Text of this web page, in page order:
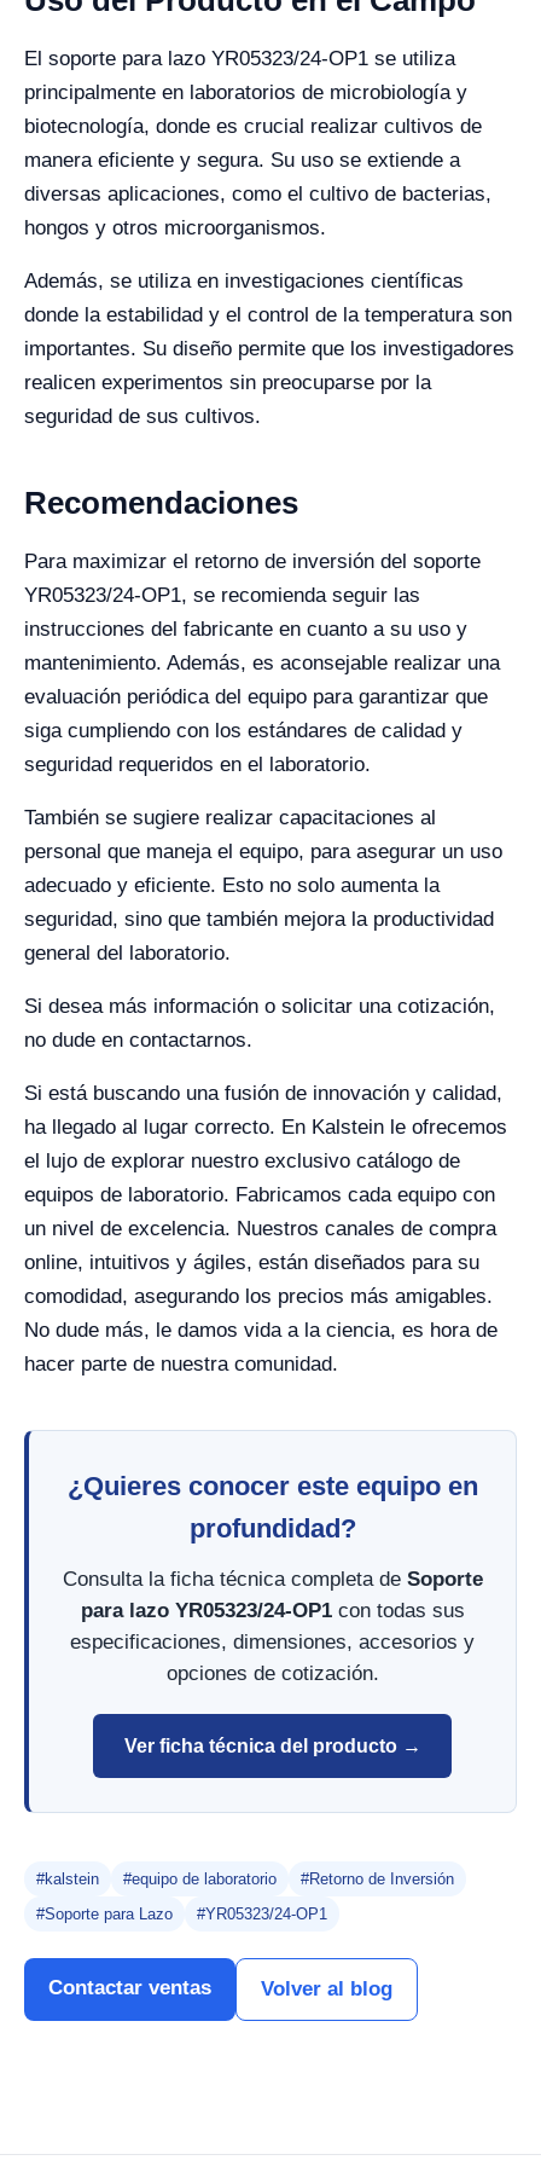
El soporte para lazo YR05323/24-OP1 se utiliza
principalmente en laboratorios de microbiología y
biotecnología, donde es crucial realizar cultivos de
manera eficiente y segura. Su uso se extiende a
diversas aplicaciones, como el cultivo de bacterias,
hongos y otros microorganismos.
Además, se utiliza en investigaciones científicas
donde la estabilidad y el control de la temperatura son
importantes. Su diseño permite que los investigadores
realicen experimentos sin preocuparse por la
seguridad de sus cultivos.
Recomendaciones
Para maximizar el retorno de inversión del soporte
YR05323/24-OP1, se recomienda seguir las
instrucciones del fabricante en cuanto a su uso y
mantenimiento. Además, es aconsejable realizar una
evaluación periódica del equipo para garantizar que
siga cumpliendo con los estándares de calidad y
seguridad requeridos en el laboratorio.
También se sugiere realizar capacitaciones al
personal que maneja el equipo, para asegurar un uso
adecuado y eficiente. Esto no solo aumenta la
seguridad, sino que también mejora la productividad
general del laboratorio.
Si desea más información o solicitar una cotización,
no dude en contactarnos.
Si está buscando una fusión de innovación y calidad,
ha llegado al lugar correcto. En Kalstein le ofrecemos
el lujo de explorar nuestro exclusivo catálogo de
equipos de laboratorio. Fabricamos cada equipo con
un nivel de excelencia. Nuestros canales de compra
online, intuitivos y ágiles, están diseñados para su
comodidad, asegurando los precios más amigables.
No dude más, le damos vida a la ciencia, es hora de
hacer parte de nuestra comunidad.
¿Quieres conocer este equipo en
profundidad?
Consulta la ficha técnica completa de Soporte
para lazo YR05323/24-OP1con todas sus
especificaciones, dimensiones, accesorios y
opciones de cotización.
Ver ficha técnica del producto →
#kalstein #equipo de laboratorio
#Retorno de Inversión
#Soporte para Lazo
#YR05323/24-OP1
Contactar ventas Volver al blog